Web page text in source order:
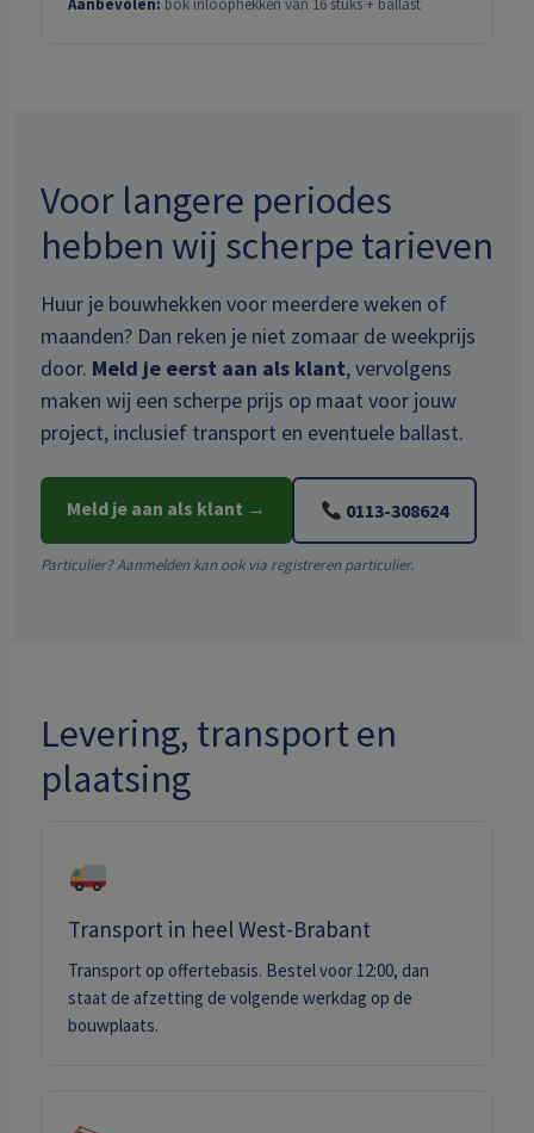
Aanbevolen: bok inloophekken van 16 stuks + ballast
Voor langere periodes
hebben wij scherpe tarieven
Huur je bouwhekken voor meerdere weken of
maanden? Dan reken je niet zomaar de weekprijs
door. Meld je eerst aan als klant, vervolgens
maken wij een scherpe prijs op maat voor jouw
project, inclusief transport en eventuele ballast.
Meld je aan als klant → 0113-308624
Particulier? Aanmelden kan ook via registreren particulier.
Levering, transport en
plaatsing
Transport in heel West-Brabant
Transport op offertebasis. Bestel voor 12:00, dan
staat de afzetting de volgende werkdag op de
bouwplaats.